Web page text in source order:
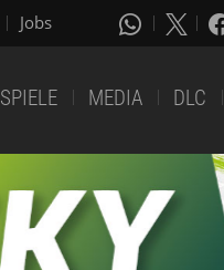
Jobs
SPIELE MEDIA DLC